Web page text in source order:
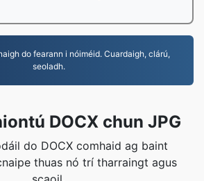
do fearann i nóiméid. Cuardaigh, clárú,
seoladh.
DOCX chun JPG
do DOCX comhaid ag baint
thuas nó trí tharraingt agus